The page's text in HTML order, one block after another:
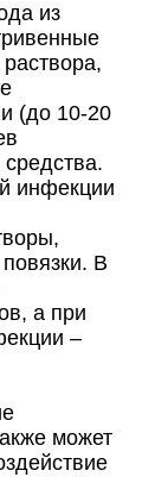
из
(до 10-20
инфекции
В
а при
–
может